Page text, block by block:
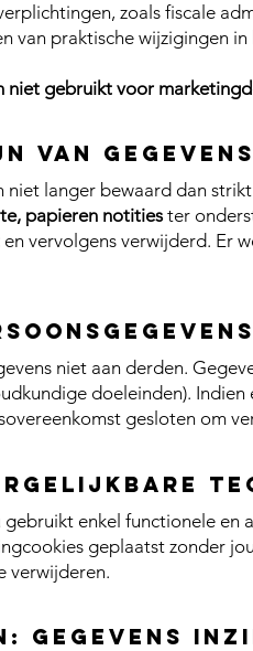
zoals fiscale
van praktische wijzigingen
niet gebruikt voor
van gegevens
niet langer bewaard dan
papieren notitiester
en vervolgens verwijderd. Er
niet aan derden.
doeleinden).
gesloten om
gebruikt enkel functionele
geplaatst zonder
verwijderen.
gegevens